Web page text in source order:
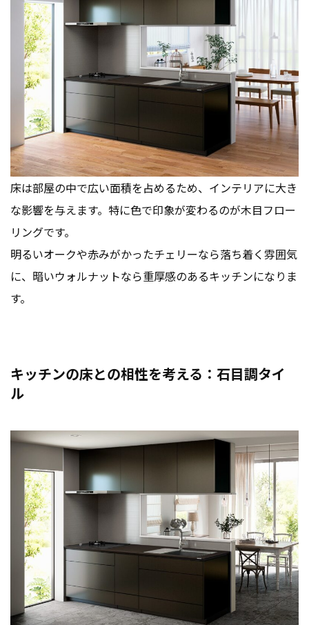
床は部屋の中で広い面積を占めるため、インテリアに大き
な影響を与えます。特に色で印象が変わるのが木目フロー
リングです。
明るいオークや赤みがかったチェリーなら落ち着く雰囲気
に、暗いウォルナットなら重厚感のあるキッチンになりま
す。
キッチンの床との相性を考える：石目調タイ
ル